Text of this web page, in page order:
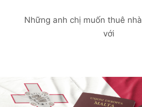
Những anh chị muốn thuê
với